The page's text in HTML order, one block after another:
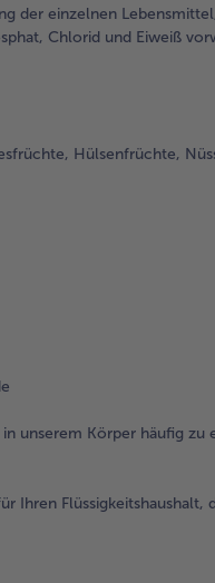
der einzelnen
Chlorid und Eiweiß
Hülsenfrüchte,
unserem Körper häufig zu
Ihren Flüssigkeitshaushalt,